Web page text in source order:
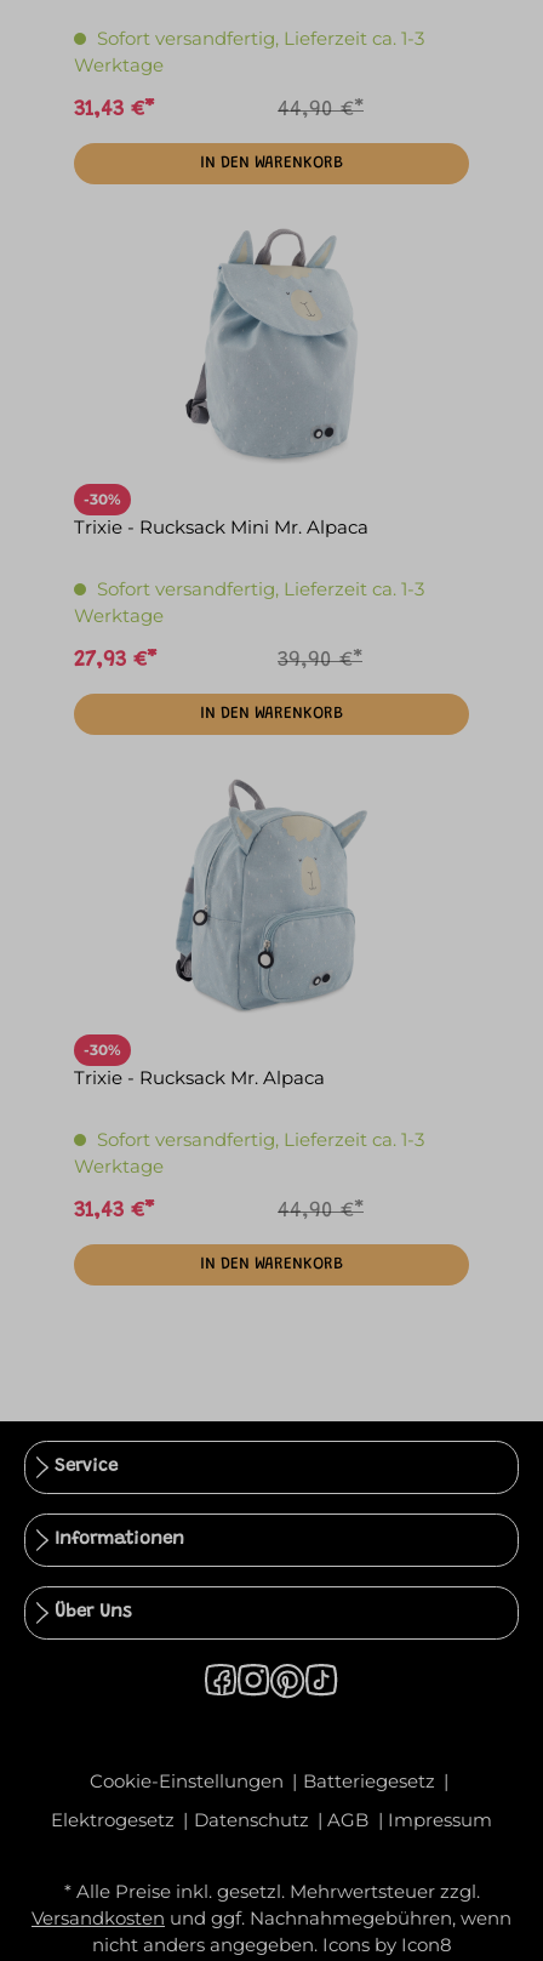
Sofort versandfertig, Lieferzeit ca. 1-3
Werktage
31,43 €* 44,90 €*
IN DEN WARENKORB
-30%
Trixie - Rucksack Mini Mr. Alpaca
Sofort versandfertig, Lieferzeit ca. 1-3
Werktage
27,93 €* 39,90 €*
IN DEN WARENKORB
-30%
Trixie - Rucksack Mr. Alpaca
Sofort versandfertig, Lieferzeit ca. 1-3
Werktage
31,43 €* 44,90 €*
IN DEN WARENKORB
Service
Informationen
Über Uns
Cookie-Einstellungen
Batteriegesetz
Elektrogesetz
Datenschutz AGB Impressum
* Alle Preise inkl. gesetzl. Mehrwertsteuer zzgl.
Versandkosten und ggf. Nachnahmegebühren, wenn
nicht anders angegeben. Icons by Icon8